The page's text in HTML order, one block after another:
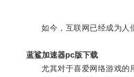
如今，互联网已经成为人们
蓝鲨加速器pc版下载
尤其对于喜爱网络游戏的用